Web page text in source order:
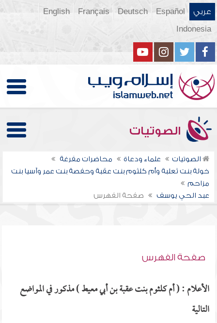
عربي Español
Deutsch
Français
English
Indonesia
الصوتيات
الصوتيات علماء ودعاة
محاضرات مفرغة
خولة بنت ثعلبة وأم كلثوم بنت عقبة وحفصة بنت عمر وآسيا بنت
مزاحم
عبد الحي يوسف
صفحة الفهرس
صفحة الفهرس
الأعلام : ( أم كلثوم بنت عقبة بن أبي معيط ) مذكور في المواضع
التالية